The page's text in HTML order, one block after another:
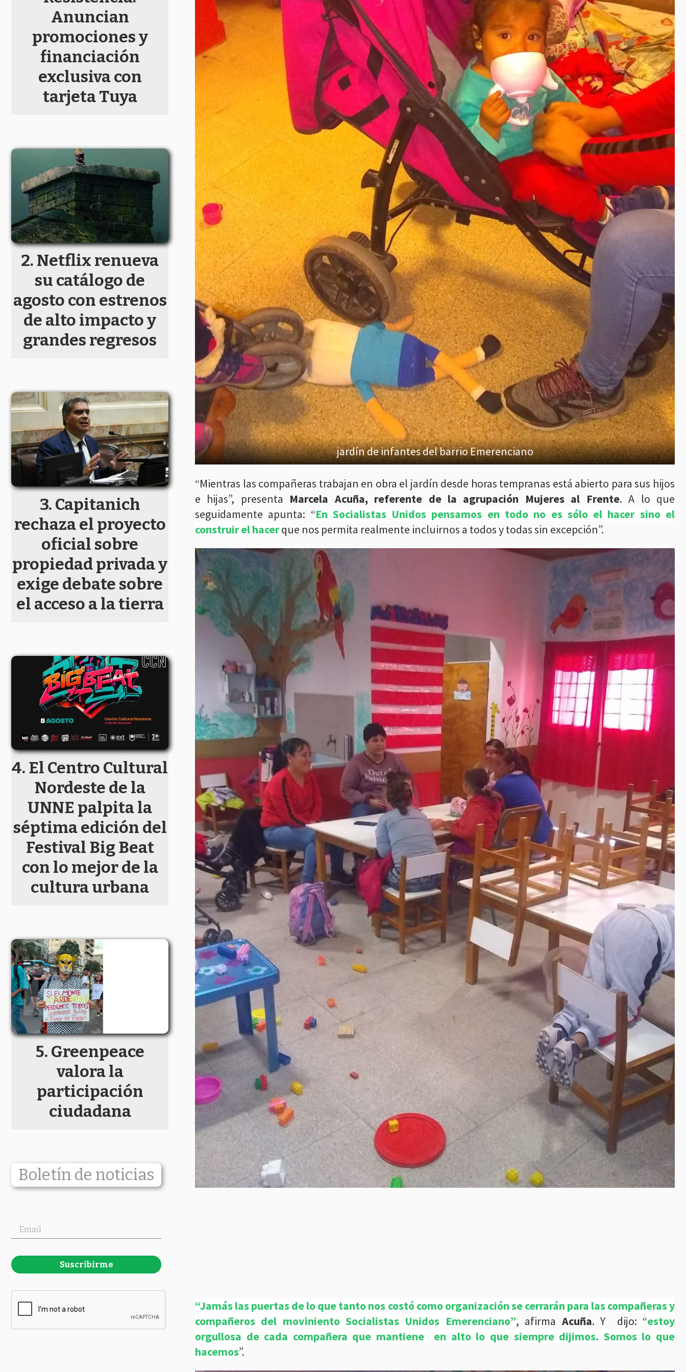
jardín de infantes del barrio Emerenciano
“Mientras las compañeras trabajan en obra el jardín desde horas tempranas está abierto para sus hijos
e hijas”, presenta Marcela Acuña, referente de la agrupación Mujeres al Frente. A lo que
seguidamente apunta: “En Socialistas Unidos pensamos en todo no es sólo el hacer sino el
construir el hacerque nos permita realmente incluirnos a todos y todas sin excepción”.
“Jamás las puertas de lo que tanto nos costó como organización se cerrarán para las compañeras y
compañeros del moviniento Socialistas Unidos Emerenciano”, afirma Acuña. Y dijo: “estoy
orgullosa de cada compañera que mantiene en alto lo que siempre dijimos. Somos lo que
hacemos”.
Anuncian
promociones y
financiación
exclusiva con
tarjeta Tuya
Netflix renueva
su catálogo de
agosto con estrenos
de alto impacto y
grandes regresos
Capitanich
rechaza el proyecto
oficial sobre
propiedad privada y
exige debate sobre
el acceso a la tierra
El Centro Cultural
Nordeste de la
UNNE palpita la
séptima edición del
Festival Big Beat
con lo mejor de la
cultura urbana
Greenpeace
valora la
participación
ciudadana
Boletín de noticias
Suscribirme